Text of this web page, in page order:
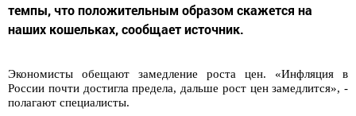
темпы, что положительным образом скажется на
наших кошельках, сообщает источник.
Экономисты обещают замедление роста цен. «Инфляция в
России почти достигла предела, дальше рост цен замедлится», -
полагают специалисты.